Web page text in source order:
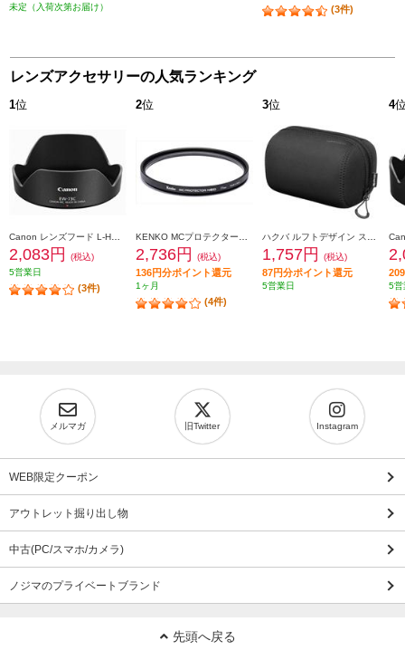
未定（入荷次第お届け） (3件)
レンズアクセサリーの人気ランキング
1位
2,083円
(税込)
5営業日
(3件)
2位
2,736円 (税込)
136円分ポイント還元
1ヶ月
(4件)
3位
1,757円 (税込)
87円分ポイント還元
5営業日
4
5営
メルマガ 旧Twitter Instagram
WEB限定クーポン
アウトレット掘り出し物
中古(PC/スマホ/カメラ)
ノジマのプライベートブランド
先頭へ戻る